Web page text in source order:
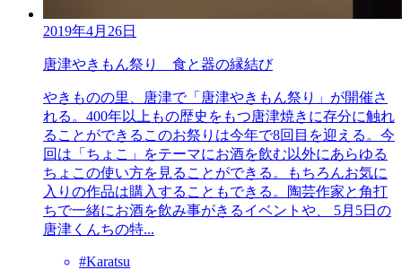
2019年4月26日
唐津やきもん祭り 食と器の縁結び
やきものの里、唐津で「唐津やきもん祭り」が開催さ
れる。400年以上もの歴史をもつ唐津焼きに存分に触れ
ることができるこのお祭りは今年で8回目を迎える。今
回は「ちょこ」をテーマにお酒を飲む以外にあらゆる
ちょこの使い方を見ることができる。もちろんお気に
入りの作品は購入することもできる。陶芸作家と角打
ちで一緒にお酒を飲み事がきるイベントや、 5月5日の
唐津くんちの特...
#Karatsu